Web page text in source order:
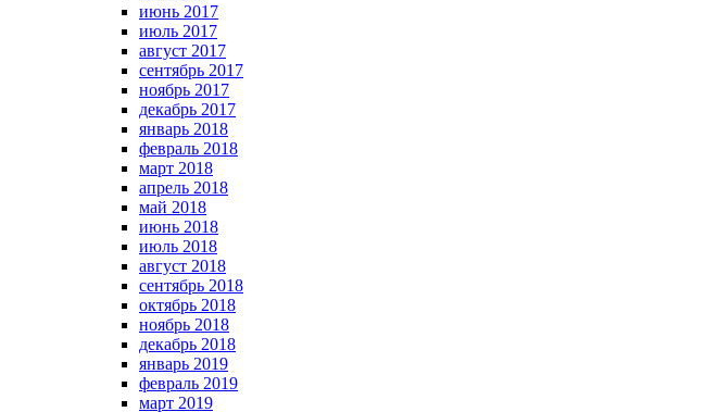
июнь 2017
июль 2017
август 2017
сентябрь 2017
ноябрь 2017
декабрь 2017
январь 2018
февраль 2018
март 2018
апрель 2018
май 2018
июнь 2018
июль 2018
август 2018
сентябрь 2018
октябрь 2018
ноябрь 2018
декабрь 2018
январь 2019
февраль 2019
март 2019